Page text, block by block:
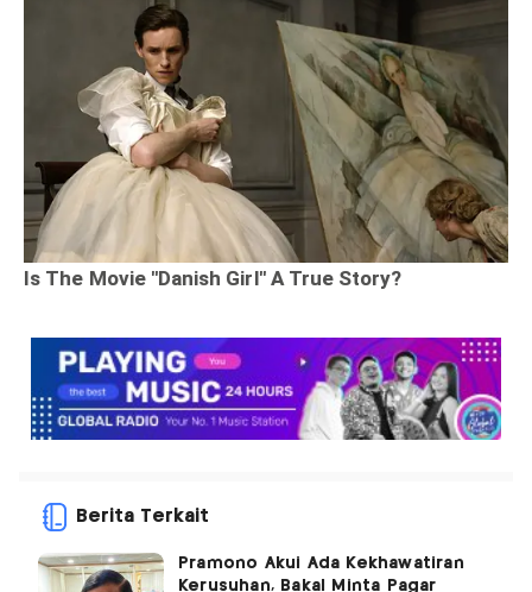
Berita Terkait
Pramono Akui Ada Kekhawatiran
Kerusuhan, Bakal Minta Pagar